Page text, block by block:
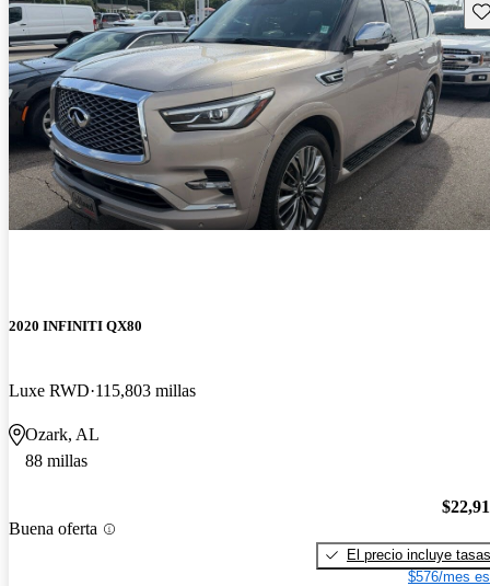
2020 INFINITI QX80
Luxe RWD 115,803 millas
Ozark, AL
88 millas
Buena oferta
El precio incluye tasas
$576/mes